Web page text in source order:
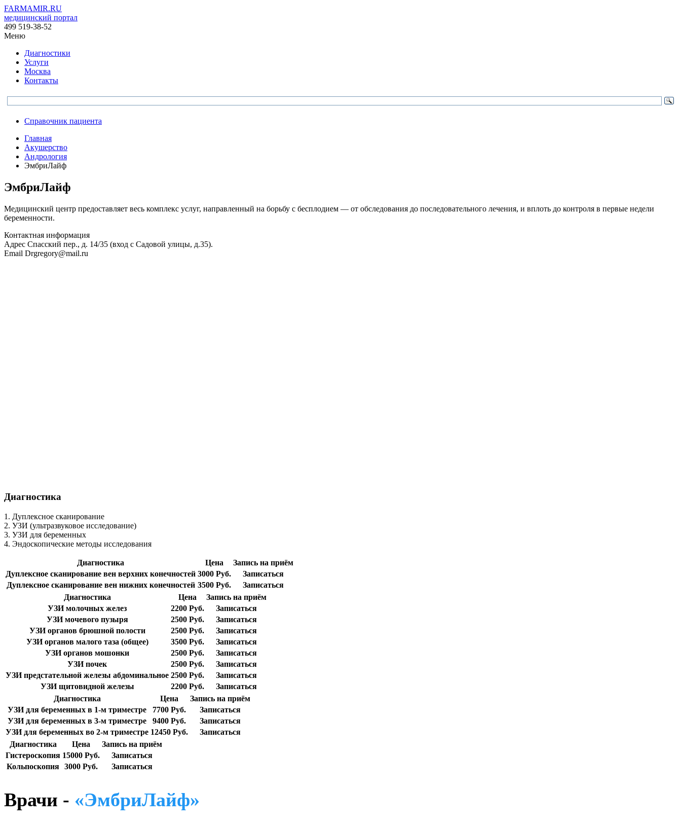
FARMAMIR.RU
медицинский портал
499 519-38-52
Меню
Диагностики
Услуги
Москва
Контакты
Справочник пациента
Главная
Акушерство
Андрология
ЭмбриЛайф
ЭмбриЛайф
Медицинский центр предоставляет весь комплекс услуг, направленный на борьбу с бесплодием — от обследования до последовательного лечения, и вплоть до контроля в первые недели
беременности.
Контактная информация
Адрес Спасский пер., д. 14/35 (вход с Садовой улицы, д.35).
Email Drgregory@mail.ru
Диагностика
1. Дуплексное сканирование
2. УЗИ (ультразвуковое исследование)
3. УЗИ для беременных
4. Эндоскопические методы исследования
Диагностика Цена
Запись на приём
Дуплексное сканирование вен верхних конечностей 3000 Руб.
Записаться
Дуплексное сканирование вен нижних конечностей 3500 Руб.
Записаться
Диагностика
Цена
Запись на приём
УЗИ молочных желез
2200 Руб.
Записаться
УЗИ мочевого пузыря
2500 Руб.
Записаться
УЗИ органов брюшной полости
2500 Руб.
Записаться
УЗИ органов малого таза (общее)
3500 Руб.
Записаться
УЗИ органов мошонки
2500 Руб.
Записаться
УЗИ почек
2500 Руб.
Записаться
УЗИ предстательной железы абдоминальное 2500 Руб.
Записаться
УЗИ щитовидной железы
2200 Руб.
Записаться
Диагностика
Цена
Запись на приём
УЗИ для беременных в 1-м триместре
7700 Руб.
Записаться
УЗИ для беременных в 3-м триместре
9400 Руб.
Записаться
УЗИ для беременных во 2-м триместре 12450 Руб.
Записаться
Диагностика
Цена
Запись на приём
Гистероскопия 15000 Руб.
Записаться
Кольпоскопия 3000 Руб. Записаться
Врачи - «ЭмбриЛайф»